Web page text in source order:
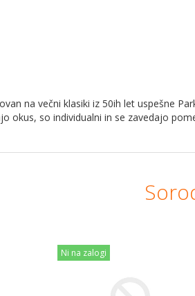
na večni klasiki iz 50ih let uspešne
okus, so individualni in se zavedajo
Ni na zalogi